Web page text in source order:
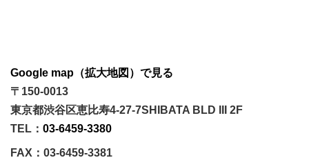
Google map（拡大地図）で見る
〒150-0013
東京都渋谷区恵比寿4-27-7SHIBATA BLD III 2F
TEL： 03-6459-3380
FAX： 03-6459-3381